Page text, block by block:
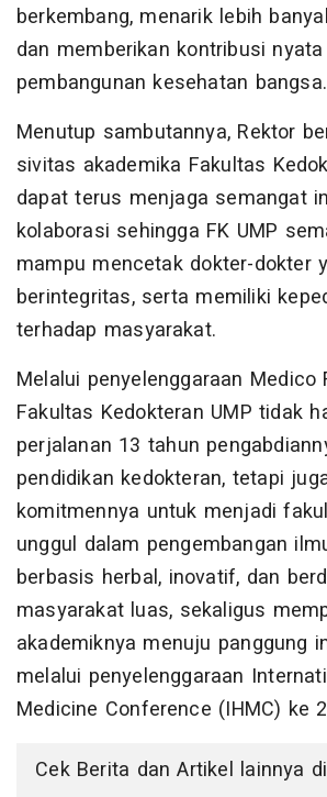
berkembang, menarik lebih
dan memberikan kontribusi
pembangunan kesehatan bangsa.
Menutup sambutannya, Rektor
sivitas akademika Fakultas
dapat terus menjaga semangat
kolaborasi sehingga FK UMP
mampu mencetak dokter-dokter
berintegritas, serta memiliki
terhadap masyarakat.
Melalui penyelenggaraan Medico
Fakultas Kedokteran UMP tidak
perjalanan 13 tahun
pendidikan kedokteran, tetapi
komitmennya untuk menjadi
unggul dalam pengembangan
berbasis herbal, inovatif, dan
masyarakat luas, sekaligus
akademiknya menuju panggung
melalui penyelenggaraan
Medicine Conference (IHMC) ke
Cek Berita dan Artikel lainnya di